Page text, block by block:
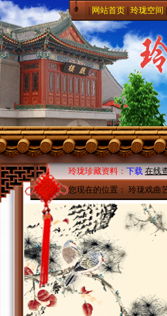
网站首页 玲珑空间
玲珑珍藏资料：下载 在线
您现在的位置：玲珑戏曲